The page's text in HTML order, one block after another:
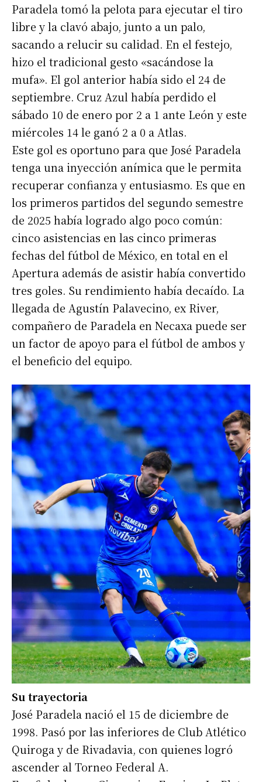
Paradela tomó la pelota para ejecutar el tiro
libre y la clavó abajo, junto a un palo,
sacando a relucir su calidad. En el festejo,
hizo el tradicional gesto «sacándose la
mufa». El gol anterior había sido el 24 de
septiembre. Cruz Azul había perdido el
sábado 10 de enero por 2 a 1 ante León y este
miércoles 14 le ganó 2 a 0 a Atlas.
Este gol es oportuno para que José Paradela
tenga una inyección anímica que le permita
recuperar confianza y entusiasmo. Es que en
los primeros partidos del segundo semestre
de 2025 había logrado algo poco común:
cinco asistencias en las cinco primeras
fechas del fútbol de México, en total en el
Apertura además de asistir había convertido
tres goles. Su rendimiento había decaído. La
llegada de Agustín Palavecino, ex River,
compañero de Paradela en Necaxa puede ser
un factor de apoyo para el fútbol de ambos y
el beneficio del equipo.
Su trayectoria
José Paradela nació el 15 de diciembre de
1998. Pasó por las inferiores de Club Atlético
Quiroga y de Rivadavia, con quienes logró
ascender al Torneo Federal A.